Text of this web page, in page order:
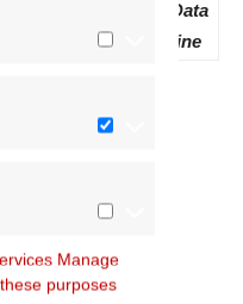
Manage
purposes
inizio
Data
fine